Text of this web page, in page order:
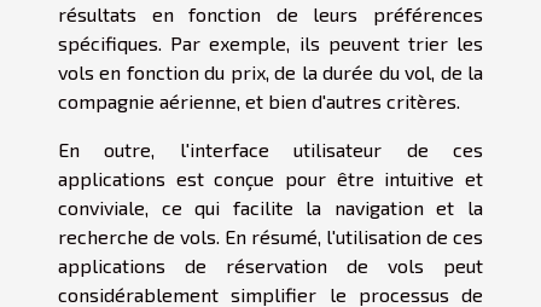
résultats en fonction de leurs préférences
spécifiques. Par exemple, ils peuvent trier les
vols en fonction du prix, de la durée du vol, de la
compagnie aérienne, et bien d'autres critères.
En outre, l'interface utilisateur de ces
applications est conçue pour être intuitive et
conviviale, ce qui facilite la navigation et la
recherche de vols. En résumé, l'utilisation de ces
applications de réservation de vols peut
considérablement simplifier le processus de